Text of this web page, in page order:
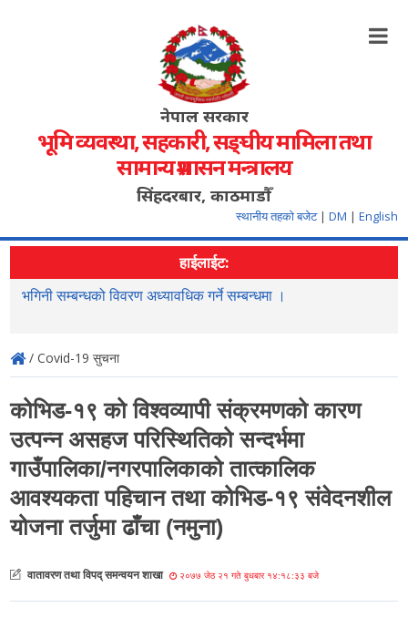
नेपाल सरकार
भूमि व्यवस्था, सहकारी, सङ्‍घीय मामिला तथा
सामान्य प्रशासन मन्त्रालय
सिंहदरबार, काठमाडौँ
स्थानीय तहको बजेट | DM | English
हाईलाईट:
भगिनी सम्बन्धको विवरण अध्यावधिक गर्ने सम्बन्धमा ।
/ Covid-19 सुचना
कोभिड-१९ को विश्वव्यापी संक्रमणको कारण
उत्पन्न असहज परिस्थितिको सन्दर्भमा
गाउँपालिका/नगरपालिकाको तात्कालिक
आवश्यकता पहिचान तथा कोभिड-१९ संवेदनशील
योजना तर्जुमा ढाँचा (नमुना)
वातावरण तथा विपद् समन्वयन शाखा २०७७ जेठ २१ गते बुधबार १४:१८:३३ बजे